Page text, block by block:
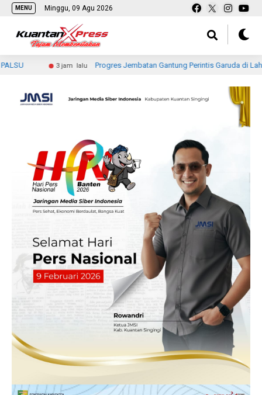
MENU Minggu, 09 Agu 2026
3 jam lalu Progres Jembatan Gantung Perintis Garuda di Lahang Tengah